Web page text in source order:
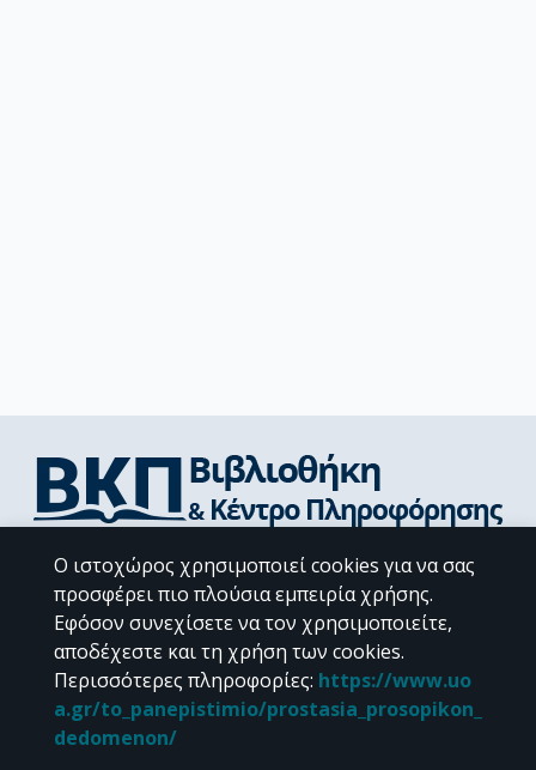
Διεύθυνση Βιβλιοθήκης & Κέντρου Πληροφόρησης
Βιβλιοθήκες Σχολών του ΕΚΠΑ
Υπολογιστικό Κέντρο Βιβλιοθηκών
Επικοινωνία / Helpdesk
Ο ιστοχώρος χρησιμοποιεί cookies για να σας
προσφέρει πιο πλούσια εμπειρία χρήσης.
Εφόσον συνεχίσετε να τον χρησιμοποιείτε,
αποδέχεστε και τη χρήση των cookies.
Περισσότερες πληροφορίες: https://www.uo
a.gr/to_panepistimio/prostasia_prosopikon_
dedomenon/